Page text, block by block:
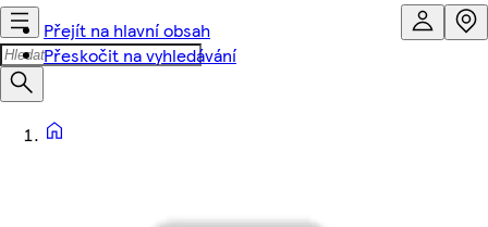
Přejít na hlavní obsah
Přeskočit na vyhledávání